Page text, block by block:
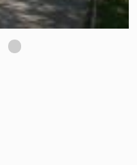
Bettega